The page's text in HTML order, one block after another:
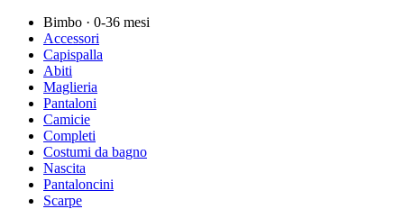
Bimbo · 0-36 mesi
Accessori
Capispalla
Abiti
Maglieria
Pantaloni
Camicie
Completi
Costumi da bagno
Nascita
Pantaloncini
Scarpe